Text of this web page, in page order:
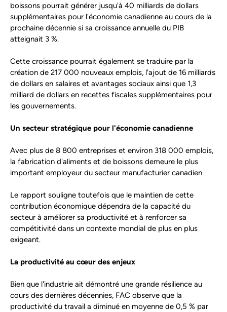
boissons pourrait générer jusqu'à 40 milliards de dollars
supplémentaires pour l'économie canadienne au cours de la
prochaine décennie si sa croissance annuelle du PIB
atteignait 3 %.
Cette croissance pourrait également se traduire par la
création de 217 000 nouveaux emplois, l'ajout de 16 milliards
de dollars en salaires et avantages sociaux ainsi que 1,3
milliard de dollars en recettes fiscales supplémentaires pour
les gouvernements.
Un secteur stratégique pour l'économie canadienne
Avec plus de 8 800 entreprises et environ 318 000 emplois,
la fabrication d'aliments et de boissons demeure le plus
important employeur du secteur manufacturier canadien.
Le rapport souligne toutefois que le maintien de cette
contribution économique dépendra de la capacité du
secteur à améliorer sa productivité et à renforcer sa
compétitivité dans un contexte mondial de plus en plus
exigeant.
La productivité au cœur des enjeux
Bien que l'industrie ait démontré une grande résilience au
cours des dernières décennies, FAC observe que la
productivité du travail a diminué en moyenne de 0,5 % par